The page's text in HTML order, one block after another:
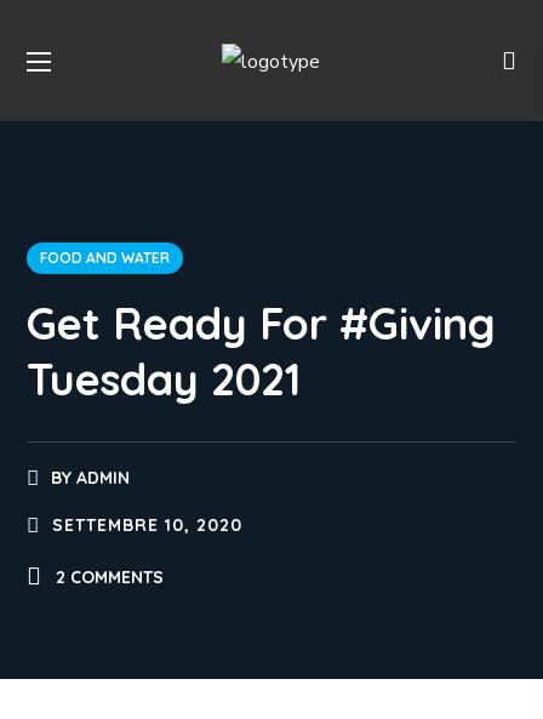
FOOD AND WATER
Get Ready For #Giving
Tuesday 2021
BY ADMIN
SETTEMBRE 10, 2020
2 COMMENTS